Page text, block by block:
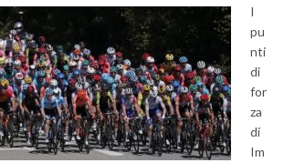
I
pu
nti
di
for
za
di
Im